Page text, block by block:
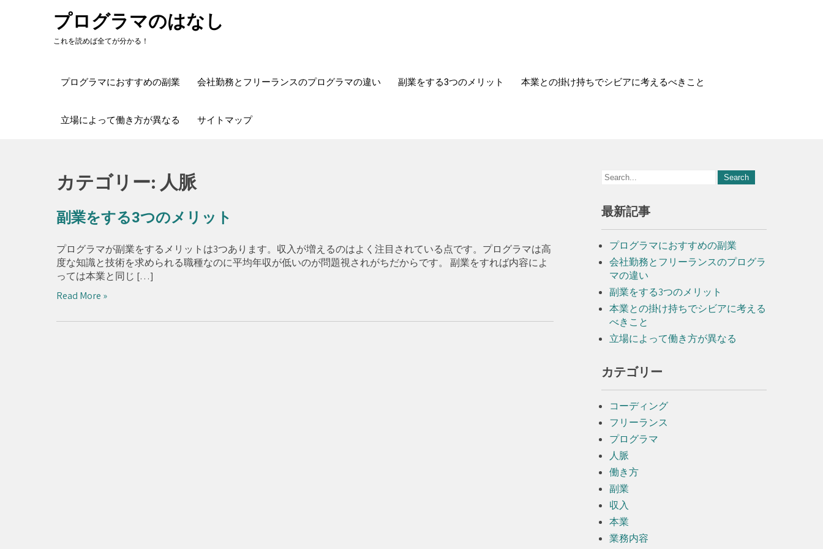
プログラマのはなし
これを読めば全てが分かる！
プログラマにおすすめの副業 会社勤務とフリーランスのプログラマの違い 副業をする3つのメリット 本業との掛け持ちでシビアに考えるべきこと
立場によって働き方が異なる サイトマップ
カテゴリー: 人脈
副業をする3つのメリット
プログラマが副業をするメリットは3つあります。収入が増えるのはよく注目されている点です。プログラマは高
度な知識と技術を求められる職種なのに平均年収が低いのが問題視されがちだからです。 副業をすれば内容によ
っては本業と同じ […]
Read More »
最新記事
プログラマにおすすめの副業
会社勤務とフリーランスのプログラ
マの違い
副業をする3つのメリット
本業との掛け持ちでシビアに考える
べきこと
立場によって働き方が異なる
カテゴリー
コーディング
フリーランス
プログラマ
人脈
働き方
副業
収入
本業
業務内容